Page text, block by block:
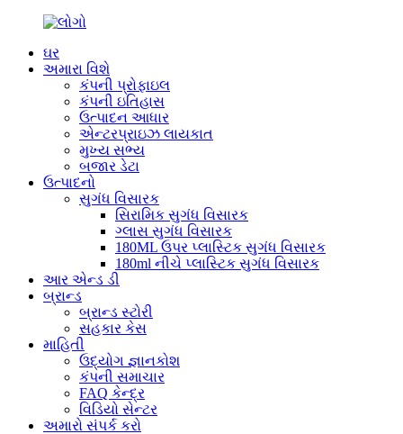
ઘર
અમારા વિશે
કંપની પ્રોફાઇલ
કંપની ઇતિહાસ
ઉત્પાદન આધાર
એન્ટરપ્રાઇઝ લાયકાત
મુખ્ય સભ્ય
બજાર ડેટા
ઉત્પાદનો
સુગંધ વિસારક
સિરામિક સુગંધ વિસારક
ગ્લાસ સુગંધ વિસારક
180ML ઉપર પ્લાસ્ટિક સુગંધ વિસારક
180ml નીચે પ્લાસ્ટિક સુગંધ વિસારક
આર એન્ડ ડી
બ્રાન્ડ
બ્રાન્ડ સ્ટોરી
સહકાર કેસ
માહિતી
ઉદ્યોગ જ્ઞાનકોશ
કંપની સમાચાર
FAQ કેન્દ્ર
વિડિયો સેન્ટર
અમારો સંપર્ક કરો